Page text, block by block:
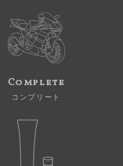
Complete
コンプリート